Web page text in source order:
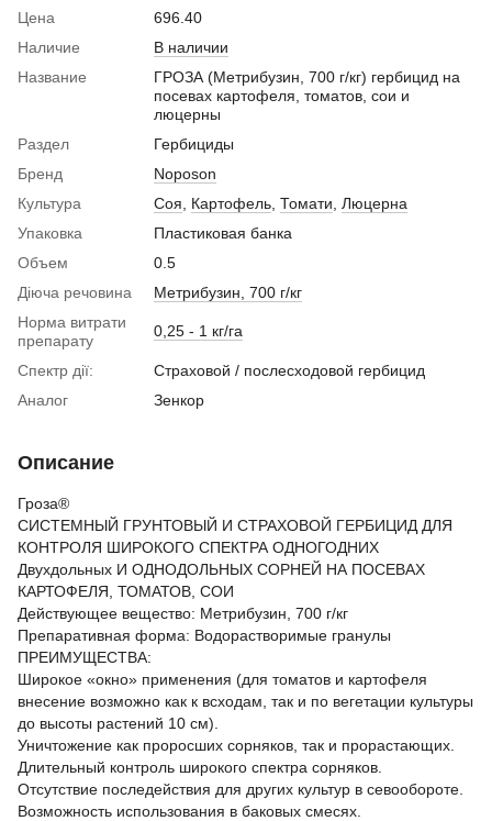
Цена
696.40
Наличие
В наличии
Название
ГРОЗА (Метрибузин, 700 г/кг) гербицид на
посевах картофеля, томатов, сои и
люцерны
Раздел
Гербициды
Бренд
Noposon
Культура
Соя Картофель Томати Люцерна
Упаковка
Пластиковая банка
Объем
0.5
Діюча речовина
Метрибузин, 700 г/кг
Норма витрати
препарату
0,25 - 1 кг/га
Спектр дії:
Страховой / послесходовой гербицид
Аналог
Зенкор
Описание
Гроза®
СИСТЕМНЫЙ ГРУНТОВЫЙ И СТРАХОВОЙ ГЕРБИЦИД ДЛЯ
КОНТРОЛЯ ШИРОКОГО СПЕКТРА ОДНОГОДНИХ
Двухдольных И ОДНОДОЛЬНЫХ СОРНЕЙ НА ПОСЕВАХ
КАРТОФЕЛЯ, ТОМАТОВ, СОИ
Действующее вещество: Метрибузин, 700 г/кг
Препаративная форма: Водорастворимые гранулы
ПРЕИМУЩЕСТВА:
Широкое «окно» применения (для томатов и картофеля
внесение возможно как к всходам, так и по вегетации культуры
до высоты растений 10 см).
Уничтожение как проросших сорняков, так и прорастающих.
Длительный контроль широкого спектра сорняков.
Отсутствие последействия для других культур в севообороте.
Возможность использования в баковых смесях.